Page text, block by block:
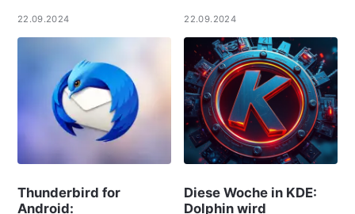
22.09.2024 22.09.2024
Thunderbird for
Android:
Diese Woche in KDE:
Dolphin wird